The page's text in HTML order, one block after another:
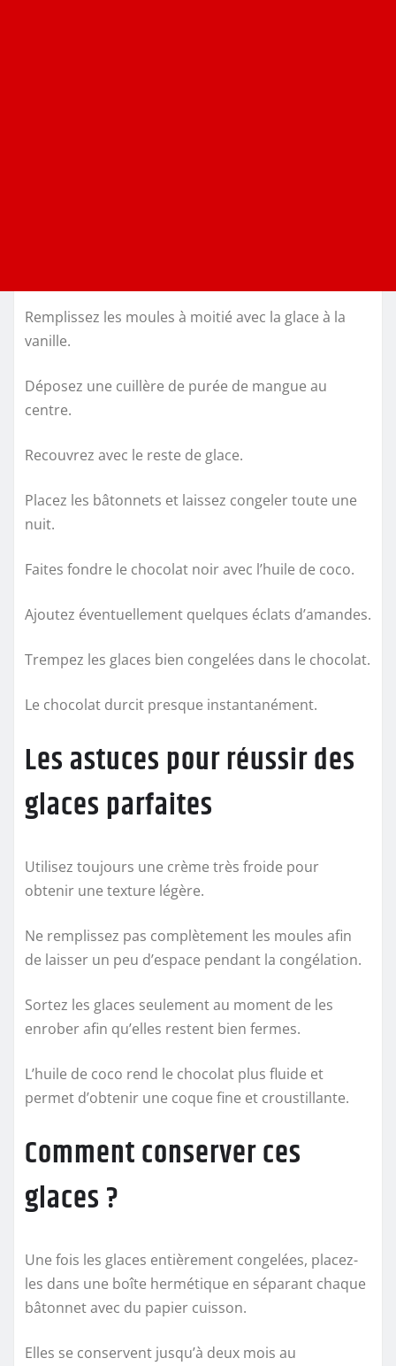
Remplissez les moules à moitié avec la glace à la
vanille.
Déposez une cuillère de purée de mangue au
centre.
Recouvrez avec le reste de glace.
Placez les bâtonnets et laissez congeler toute une
nuit.
Faites fondre le chocolat noir avec l’huile de coco.
Ajoutez éventuellement quelques éclats d’amandes.
Trempez les glaces bien congelées dans le chocolat.
Le chocolat durcit presque instantanément.
Les astuces pour réussir des
glaces parfaites
Utilisez toujours une crème très froide pour
obtenir une texture légère.
Ne remplissez pas complètement les moules afin
de laisser un peu d’espace pendant la congélation.
Sortez les glaces seulement au moment de les
enrober afin qu’elles restent bien fermes.
L’huile de coco rend le chocolat plus fluide et
permet d’obtenir une coque fine et croustillante.
Comment conserver ces
glaces ?
Une fois les glaces entièrement congelées, placez-
les dans une boîte hermétique en séparant chaque
bâtonnet avec du papier cuisson.
Elles se conservent jusqu’à deux mois au